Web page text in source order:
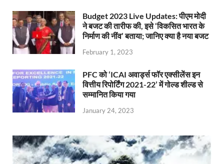
Budget 2023 Live Updates: पीएम मोदी
ने बजट की तारीफ की, इसे ‘विकसित भारत के
निर्माण की नींव’ बताया; जानिए क्या है नया बजट
February 1, 2023
PFC को ‘ICAI अवार्ड्स फॉर एक्सीलेंस इन
वित्तीय रिपोर्टिंग 2021-22’ में गोल्ड शील्ड से
सम्मानित किया गया
January 24, 2023